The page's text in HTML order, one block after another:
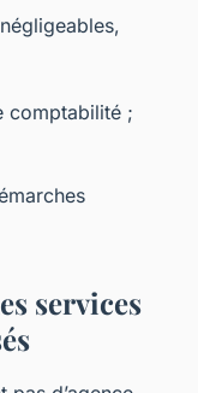
comptabilité ;
services